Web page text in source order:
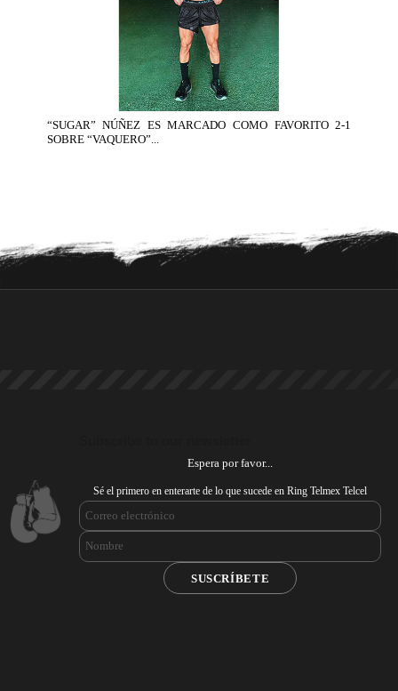
“SUGAR” NÚÑEZ ES MARCADO COMO FAVORITO 2-1
SOBRE “VAQUERO”...
Espera por favor...
Sé el primero en enterarte de lo que sucede en Ring Telmex Telcel